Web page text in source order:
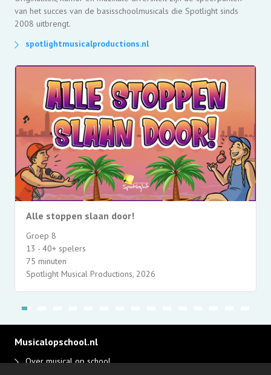
van het succes van de basisschoolmusicals die Spotlight sinds
2008 uitbrengt.
spotlightmusicalproductions.nl
Alle stoppen slaan door!
Groep 8
13 - 40+ spelers
75 minuten
Spotlight Musical Productions, 2026
Musicalopschool.nl
Over musical op school